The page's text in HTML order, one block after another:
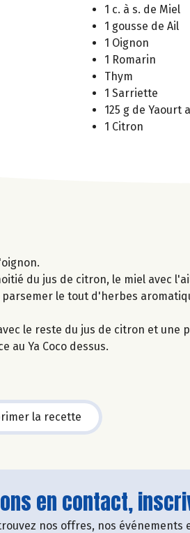
1 c. à s. de Miel
1 gousse de Ail
1 Oignon
1 Romarin
Thym
1 Sarriette
125 g de Yaourt
1 Citron
du jus de citron, le miel avec
le tout d'herbes
le reste du jus de citron et une
au Ya Coco dessus.
la recette
en contact,
nos offres, nos événements